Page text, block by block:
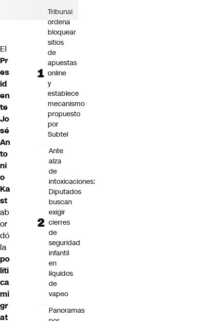
El
Pr
es
id
en
te
Jo
sé
An
to
ni
o
Ka
st
ab
or
dó
la
po
líti
ca
mi
gr
at
Tribunal
ordena
bloquear
sitios
de
apuestas
online
y
establece
mecanismo
propuesto
por
Subtel
Ante
alza
de
intoxicaciones:
Diputados
buscan
exigir
cierres
de
seguridad
infantil
en
líquidos
de
vapeo
Panoramas